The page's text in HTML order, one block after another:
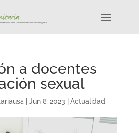
a docentes
sexual
Jun 8, 2023 Actualidad